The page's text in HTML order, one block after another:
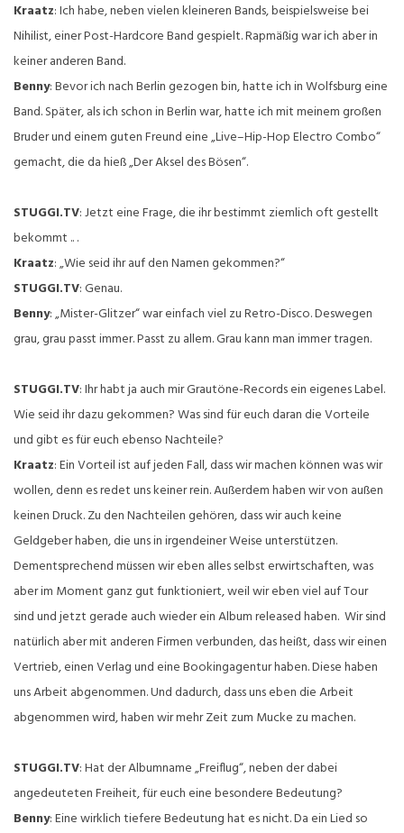
Kraatz: Ich habe, neben vielen kleineren Bands, beispielsweise bei
Nihilist, einer Post-Hardcore Band gespielt. Rapmäßig war ich aber in
keiner anderen Band.
Benny: Bevor ich nach Berlin gezogen bin, hatte ich in Wolfsburg eine
Band. Später, als ich schon in Berlin war, hatte ich mit meinem großen
Bruder und einem guten Freund eine „Live–Hip-Hop Electro Combo“
gemacht, die da hieß „Der Aksel des Bösen“.
STUGGI.TV: Jetzt eine Frage, die ihr bestimmt ziemlich oft gestellt
bekommt .. .
Kraatz: „Wie seid ihr auf den Namen gekommen?“
STUGGI.TV: Genau.
Benny: „Mister-Glitzer“ war einfach viel zu Retro-Disco. Deswegen
grau, grau passt immer. Passt zu allem. Grau kann man immer tragen.
STUGGI.TV: Ihr habt ja auch mir Grautöne-Records ein eigenes Label.
Wie seid ihr dazu gekommen? Was sind für euch daran die Vorteile
und gibt es für euch ebenso Nachteile?
Kraatz: Ein Vorteil ist auf jeden Fall, dass wir machen können was wir
wollen, denn es redet uns keiner rein. Außerdem haben wir von außen
keinen Druck. Zu den Nachteilen gehören, dass wir auch keine
Geldgeber haben, die uns in irgendeiner Weise unterstützen.
Dementsprechend müssen wir eben alles selbst erwirtschaften, was
aber im Moment ganz gut funktioniert, weil wir eben viel auf Tour
sind und jetzt gerade auch wieder ein Album released haben. Wir sind
natürlich aber mit anderen Firmen verbunden, das heißt, dass wir einen
Vertrieb, einen Verlag und eine Bookingagentur haben. Diese haben
uns Arbeit abgenommen. Und dadurch, dass uns eben die Arbeit
abgenommen wird, haben wir mehr Zeit zum Mucke zu machen.
STUGGI.TV: Hat der Albumname „Freiflug“, neben der dabei
angedeuteten Freiheit, für euch eine besondere Bedeutung?
Benny: Eine wirklich tiefere Bedeutung hat es nicht. Da ein Lied so